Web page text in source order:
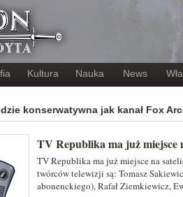
Kultura Nauka News
konserwatywna jak kanał Fox
TV Republika ma już miejsce
TV Republika ma już miejsce na
twórców telewizji są: Tomasz
abonenckiego), Rafał Ziemkiewicz,